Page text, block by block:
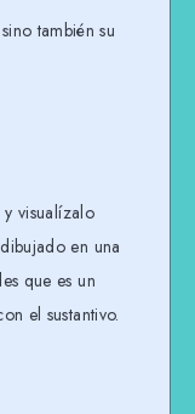
también su
visualízalo
en una
que es un
el sustantivo.